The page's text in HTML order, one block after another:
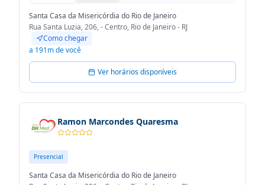
Santa Casa da Misericórdia do Rio de Janeiro
Rua Santa Luzia, 206, - Centro, Rio de Janeiro - RJ
Como chegar
a 191m de você
Ver horários disponíveis
Ramon Marcondes Quaresma
Presencial
Santa Casa da Misericórdia do Rio de Janeiro